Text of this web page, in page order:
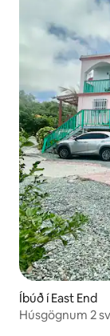
Íbúð í East End
Húsgögnum 2